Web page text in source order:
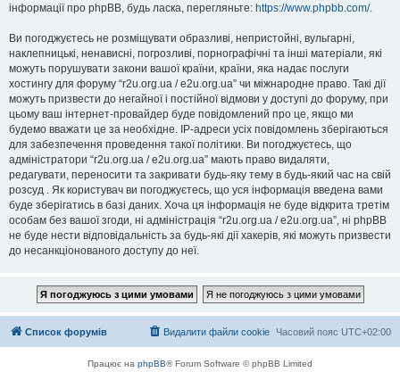
інформації про phpBB, будь ласка, перегляньте: https://www.phpbb.com/.
Ви погоджуєтесь не розміщувати образливі, непристойні, вульгарні,
наклепницькі, ненависні, погрозливі, порнографічні та інші матеріали, які
можуть порушувати закони вашої країни, країни, яка надає послуги
хостингу для форуму “r2u.org.ua / e2u.org.ua” чи міжнародне право. Такі дії
можуть призвести до негайної і постійної відмови у доступі до форуму, при
цьому ваш інтернет-провайдер буде повідомлений про це, якщо ми
будемо вважати це за необхідне. IP-адреси усіх повідомлень зберігаються
для забезпечення проведення такої політики. Ви погоджуєтесь, що
адміністратори “r2u.org.ua / e2u.org.ua” мають право видаляти,
редагувати, переносити та закривати будь-яку тему в будь-який час на свій
розсуд . Як користувач ви погоджуєтесь, що уся інформація введена вами
буде зберігатись в базі даних. Хоча ця інформація не буде відкрита третім
особам без вашої згоди, ні адміністрація “r2u.org.ua / e2u.org.ua”, ні phpBB
не буде нести відповідальність за будь-які дії хакерів, які можуть призвести
до несанкціонованого доступу до неї.
Список форумів Часовий пояс UTC+02:00
Видалити файли cookie
Працює на phpBB® Forum Software © phpBB Limited